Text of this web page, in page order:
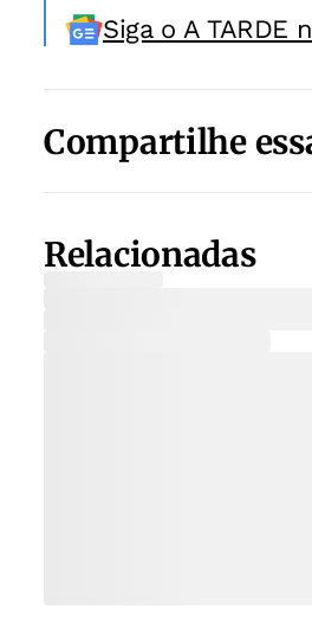
Siga o A TARDE
Compartilhe
Relacionadas